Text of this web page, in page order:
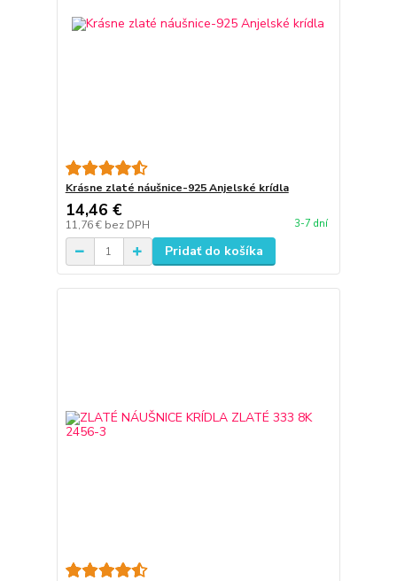
Krásne zlaté náušnice-925 Anjelské krídla
14,46 €
11,76 € bez DPH 3-7 dní
Pridať do košíka